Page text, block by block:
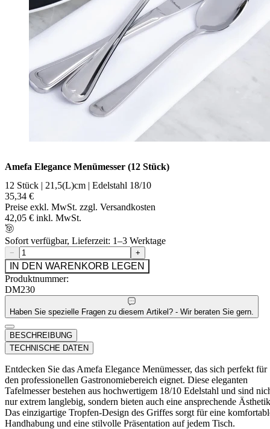
Amefa Elegance Menümesser (12 Stück)
12 Stück | 21,5(L)cm | Edelstahl 18/10
35,34 €
Preise exkl. MwSt. zzgl. Versandkosten
42,05 € inkl. MwSt.
Sofort verfügbar, Lieferzeit: 1–3 Werktage
− +
IN DEN WARENKORB LEGEN
Produktnummer:
DM230
Haben Sie spezielle Fragen zu diesem Artikel? - Wir beraten Sie gern.
BESCHREIBUNG
TECHNISCHE DATEN
Entdecken Sie das Amefa Elegance Menümesser, das sich perfekt für
den professionellen Gastronomiebereich eignet. Diese eleganten
Tafelmesser bestehen aus hochwertigem 18/10 Edelstahl und sind
nur extrem langlebig, sondern bieten auch eine ansprechende
Das einzigartige Tropfen-Design des Griffes sorgt für eine
Handhabung und eine stilvolle Präsentation auf jedem Tisch.